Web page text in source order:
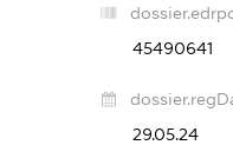
45490641
29.05.24